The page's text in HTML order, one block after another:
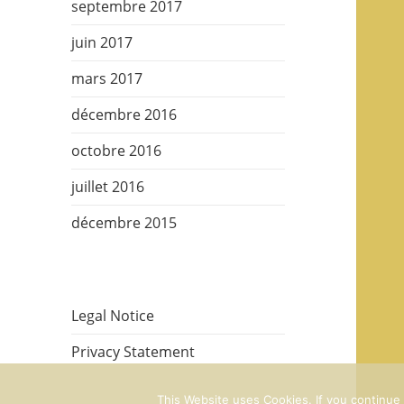
septembre 2017
juin 2017
mars 2017
décembre 2016
octobre 2016
juillet 2016
décembre 2015
Legal Notice
Privacy Statement
This Website uses Cookies. If you